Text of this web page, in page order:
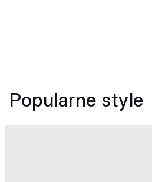
Popularne style